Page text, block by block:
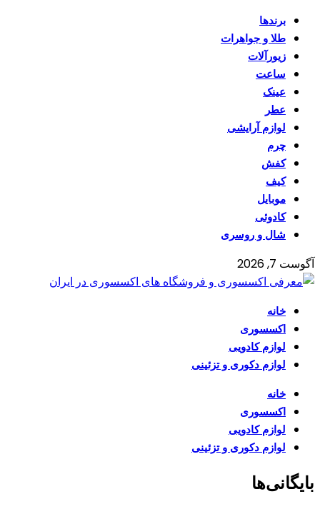
برندها
طلا و جواهرات
زیورآلات
ساعت
عینک
عطر
لوازم آرایشی
چرم
کفش
کیف
موبایل
کادوئی
شال و روسری
آگوست 7, 2026
خانه
اکسسوری
لوازم کادویی
لوازم دکوری و تزئینی
خانه
اکسسوری
لوازم کادویی
لوازم دکوری و تزئینی
بایگانی‌ها